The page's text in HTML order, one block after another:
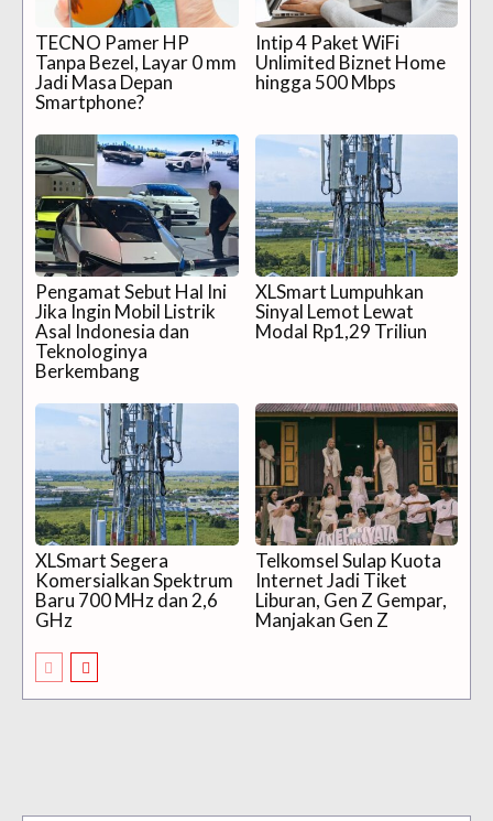
TECNO Pamer HP
Tanpa Bezel, Layar 0 mm
Jadi Masa Depan
Smartphone?
Intip 4 Paket WiFi
Unlimited Biznet Home
hingga 500 Mbps
Pengamat Sebut Hal Ini
Jika Ingin Mobil Listrik
Asal Indonesia dan
Teknologinya
Berkembang
XLSmart Lumpuhkan
Sinyal Lemot Lewat
Modal Rp1,29 Triliun
XLSmart Segera
Komersialkan Spektrum
Baru 700 MHz dan 2,6
GHz
Telkomsel Sulap Kuota
Internet Jadi Tiket
Liburan, Gen Z Gempar,
Manjakan Gen Z